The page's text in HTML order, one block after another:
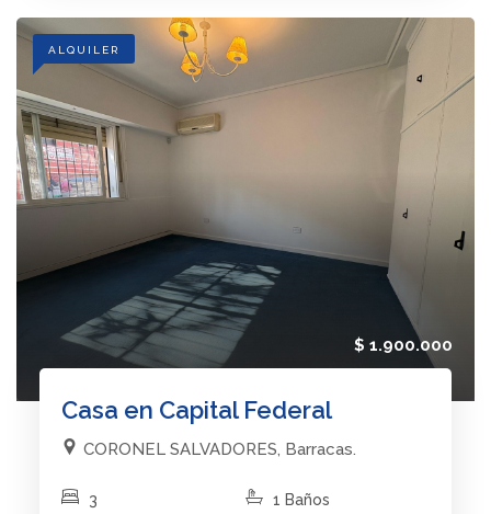
ALQUILER
$ 1.900.000
Casa en Capital Federal
CORONEL SALVADORES, Barracas.
3 1 Baños